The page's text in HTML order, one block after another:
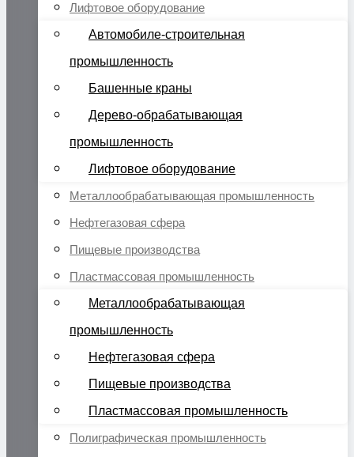
Лифтовое оборудование
Автомобиле-строительная
промышленность
Башенные краны
Дерево-обрабатывающая
промышленность
Лифтовое оборудование
Металлообрабатывающая промышленность
Нефтегазовая сфера
Пищевые производства
Пластмассовая промышленность
Металлообрабатывающая
промышленность
Нефтегазовая сфера
Пищевые производства
Пластмассовая промышленность
Полиграфическая промышленность